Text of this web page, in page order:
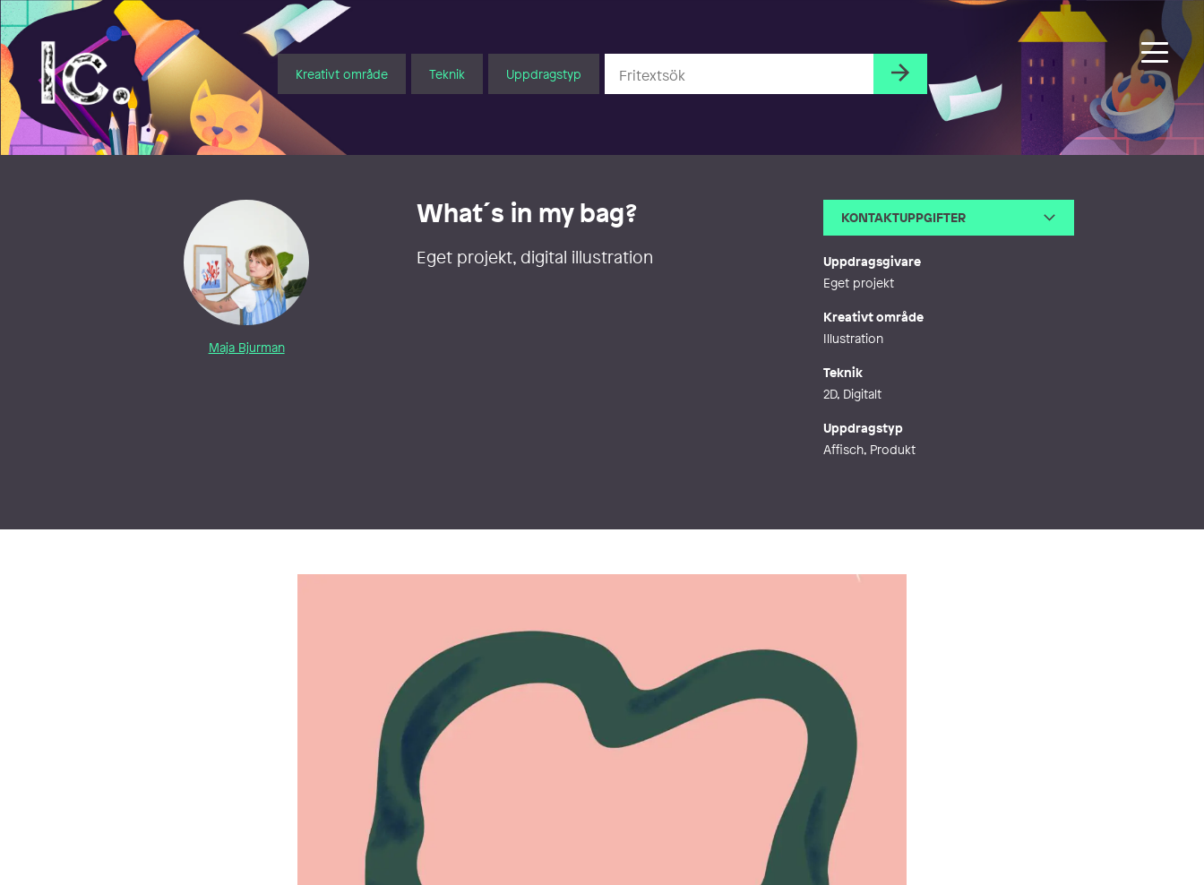
Illustratörcentrum
Kreativt område Teknik Uppdragstyp
Maja Bjurman
What´s in my bag?
Eget projekt, digital illustration
KONTAKTUPPGIFTER
Webb http://majabjurman.com
Uppdragsgivare
Eget projekt
Kreativt område
Illustration
Teknik
2D, Digitalt
Uppdragstyp
Affisch, Produkt